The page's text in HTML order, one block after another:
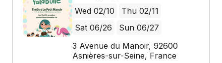
Wed 02/10
Thu 02/11
Sat 06/26
Sun 06/27
3 Avenue du Manoir, 92600
Asnières-sur-Seine, France